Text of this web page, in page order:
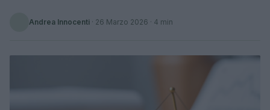
Andrea Innocenti · 26 Marzo 2026 · 4 min